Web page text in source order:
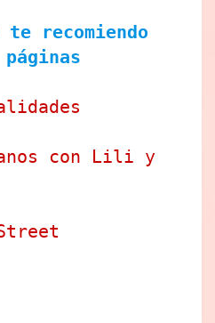
te recomiendo
con Lili y